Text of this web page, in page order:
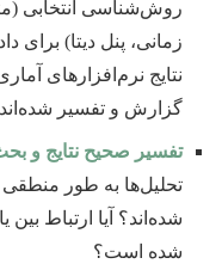
روش‌شناسی انتخابی
زمانی، پنل دیتا)
گزارش و تفسیر
تفسیر صحیح نتایج و
تحلیل‌ها به طور
شده‌اند؟ آیا ارتباط
شده است؟